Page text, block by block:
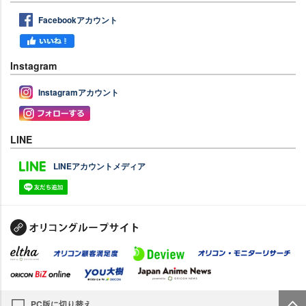
Facebookアカウント
Instagram
Instagramアカウント
LINE
LINEアカウントメディア